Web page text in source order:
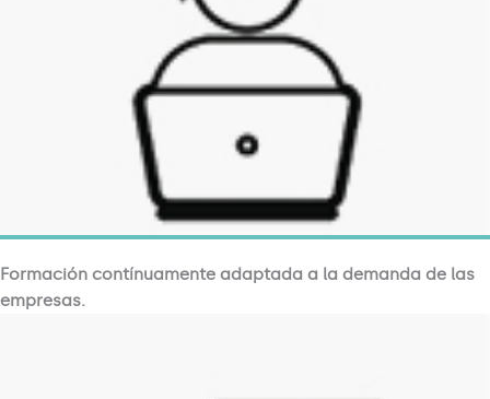
Formación contínuamente adaptada a la demanda de las
empresas.